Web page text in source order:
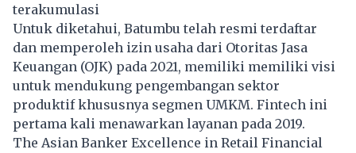
terakumulasi
Untuk diketahui, Batumbu telah resmi terdaftar
dan memperoleh izin usaha dari Otoritas Jasa
Keuangan (OJK) pada 2021, memiliki memiliki visi
untuk mendukung pengembangan sektor
produktif khususnya segmen UMKM. Fintech ini
pertama kali menawarkan layanan pada 2019.
The Asian Banker Excellence in Retail Financial